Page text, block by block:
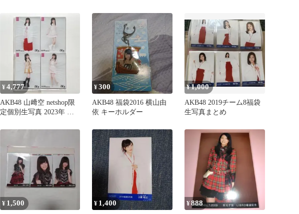
¥4,777
AKB48 山﨑空 netshop限
定個別生写真 2023年 福
¥300
AKB48 福袋2016 横山由
依 キーホルダー
¥1,000
AKB48 2019チーム8福袋
生写真まとめ
¥ 1,500 ¥ 1,400 ¥888